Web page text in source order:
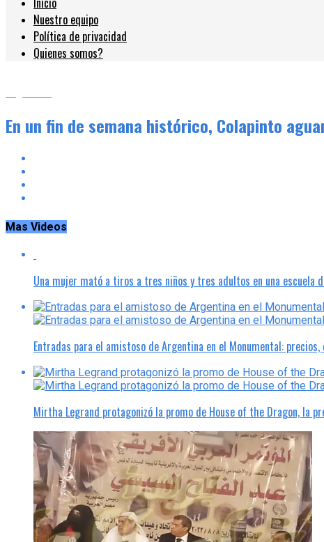
Nuestro equipo
Política de privacidad
Quienes somos?
En un fin de semana histórico, Colapinto
Mas Videos
Una mujer mató a tiros a tres niños y tres adultos en una escuela
Entradas para el amistoso de Argentina en el Monumental:
Mirtha Legrand protagonizó la promo de House of the Dragon, la